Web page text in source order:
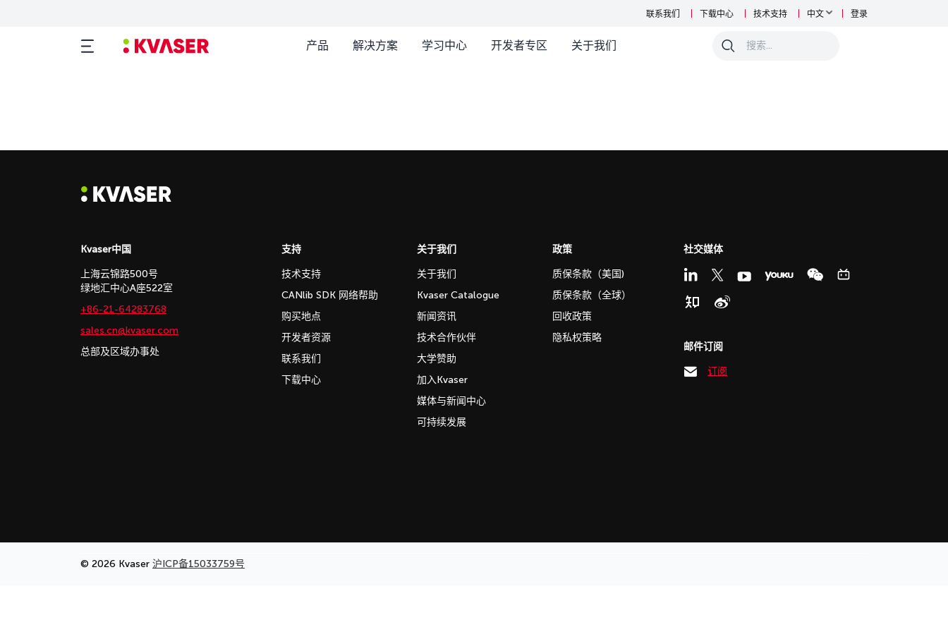
联系我们 下载中心 技术支持 中文 登录
产品 解决方案 学习中心 开发者专区 关于我们 0
Kvaser中国
上海云锦路500号
绿地汇中心A座522室
+86-21-64283768
sales.cn@kvaser.com
总部及区域办事处
支持
技术支持
CANlib SDK 网络帮助
购买地点
开发者资源
联系我们
下载中心
关于我们
关于我们
Kvaser Catalogue
新闻资讯
技术合作伙伴
大学赞助
加入Kvaser
媒体与新闻中心
可持续发展
政策
质保条款（美国)
质保条款（全球）
回收政策
隐私权策略
社交媒体
邮件订阅
订阅
© 2026 Kvaser 沪ICP备15033759号